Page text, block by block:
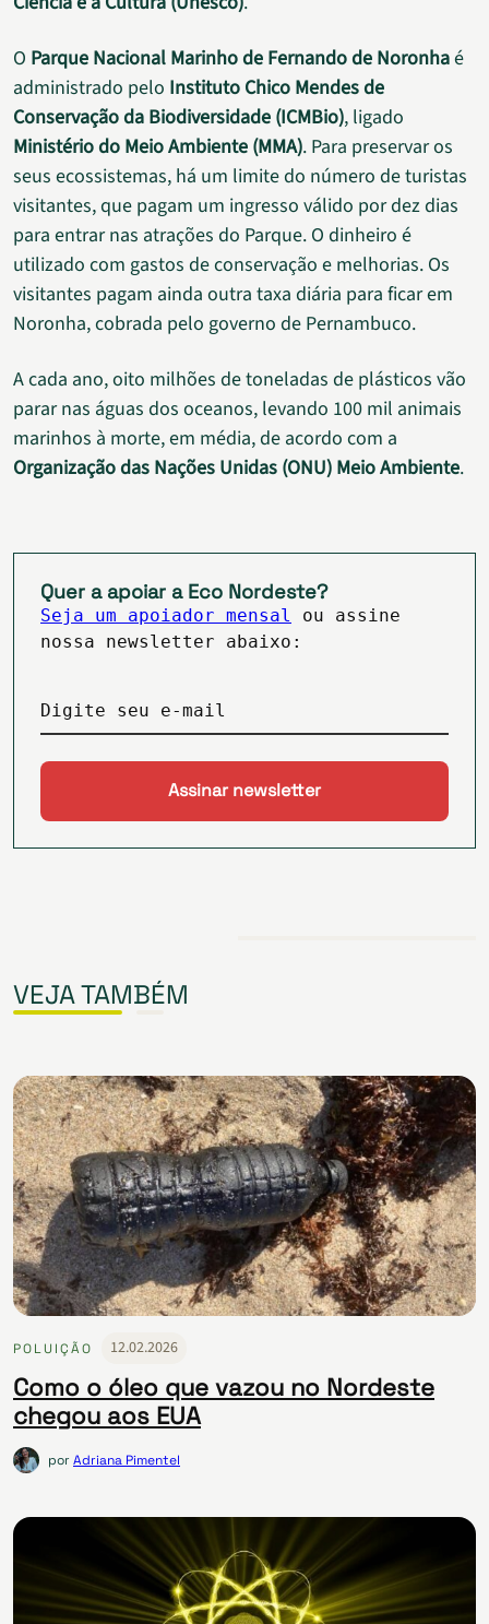
O Parque Nacional Marinho de Fernando de Noronhaé
administrado pelo Instituto Chico Mendes de
Conservação da Biodiversidade (ICMBio), ligado
Ministério do Meio Ambiente (MMA). Para preservar os
seus ecossistemas, há um limite do número de turistas
visitantes, que pagam um ingresso válido por dez dias
para entrar nas atrações do Parque. O dinheiro é
utilizado com gastos de conservação e melhorias. Os
visitantes pagam ainda outra taxa diária para ficar em
Noronha, cobrada pelo governo de Pernambuco.
A cada ano, oito milhões de toneladas de plásticos vão
parar nas águas dos oceanos, levando 100 mil animais
marinhos à morte, em média, de acordo com a
Organização das Nações Unidas (ONU) Meio Ambiente.
Quer a apoiar a Eco Nordeste?
Seja um apoiador mensal
ou assine
nossa newsletter abaixo:
Digite seu e-mail
VEJA TAMBÉM
POLUIÇÃO 12.02.2026
Como o óleo que vazou no Nordeste
chegou aos EUA
porAdriana Pimentel